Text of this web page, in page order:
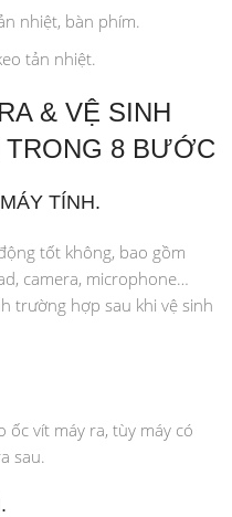
nhiệt, bàn phím.
tản nhiệt.
& VỆ SINH
8 BƯỚC
TÍNH.
tốt không, bao gồm
camera, microphone…
trường hợp sau khi vệ sinh
ốc vít máy ra, tùy máy có
sau.